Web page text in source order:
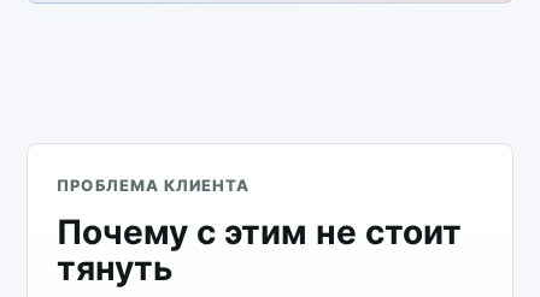
ПРОБЛЕМА КЛИЕНТА
Почему с этим не стоит
тянуть